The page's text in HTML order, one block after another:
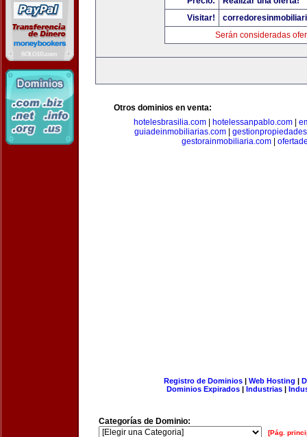
Visitar!
Serán consideradas
Otros dominios en venta:
hotelesbrasilia.com| hotelessanpablo.com|
guiadeinmobiliarias.com|
gestorainmobiliaria.com|
Registro de Dominios| Web Hosting |
Dominios Expirados | Industrias |
Categorías de Dominio:
[Pág.